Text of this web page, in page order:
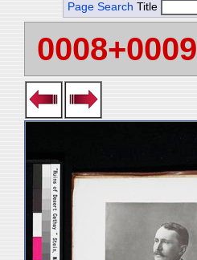
Page Search Title
0008+0009